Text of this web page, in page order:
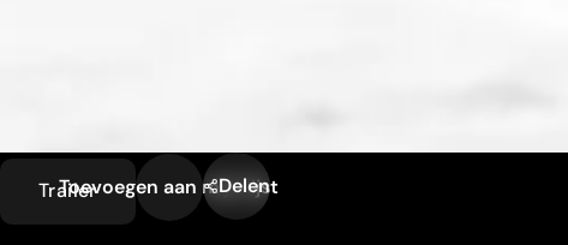
Trailer
Toevoegen aan mijn lijst
Delen